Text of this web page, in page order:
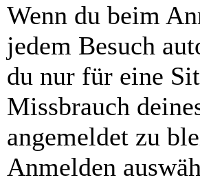
Wenn du beim
jedem Besuch
du nur für eine
Missbrauch
angemeldet zu
Anmelden